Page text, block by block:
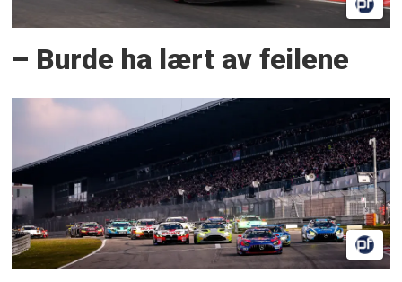
– Burde ha lært av feilene